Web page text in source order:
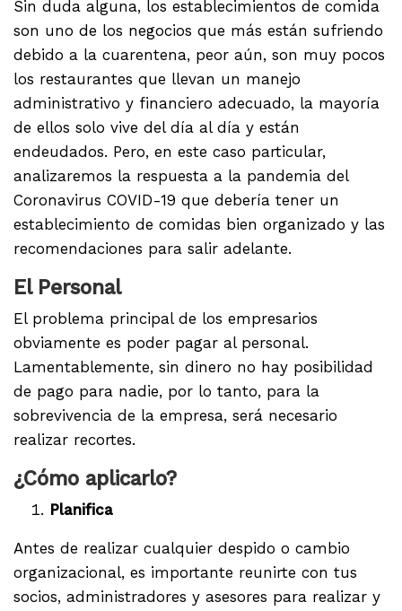
Sin duda alguna, los establecimientos de comida
son uno de los negocios que más están sufriendo
debido a la cuarentena, peor aún, son muy pocos
los restaurantes que llevan un manejo
administrativo y financiero adecuado, la mayoría
de ellos solo vive del día al día y están
endeudados. Pero, en este caso particular,
analizaremos la respuesta a la pandemia del
Coronavirus COVID-19 que debería tener un
establecimiento de comidas bien organizado y las
recomendaciones para salir adelante.
El Personal
El problema principal de los empresarios
obviamente es poder pagar al personal.
Lamentablemente, sin dinero no hay posibilidad
de pago para nadie, por lo tanto, para la
sobrevivencia de la empresa, será necesario
realizar recortes.
¿Cómo aplicarlo?
Planifica
Antes de realizar cualquier despido o cambio
organizacional, es importante reunirte con tus
socios, administradores y asesores para realizar y